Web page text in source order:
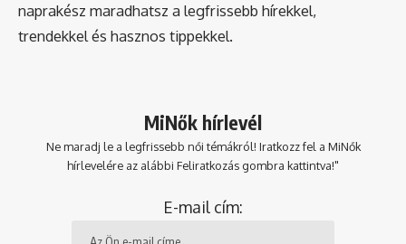
naprakész maradhatsz a legfrissebb hírekkel,
trendekkel és hasznos tippekkel.
MiNők hírlevél
Ne maradj le a legfrissebb női témákról! Iratkozz fel a MiNők
hírlevelére az alábbi Feliratkozás gombra kattintva!"
E-mail cím: